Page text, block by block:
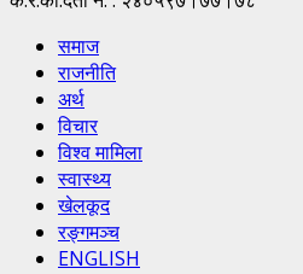
समाज
राजनीति
अर्थ
विचार
विश्व मामिला
स्वास्थ्य
खेलकूद
रङ्गमञ्च
ENGLISH